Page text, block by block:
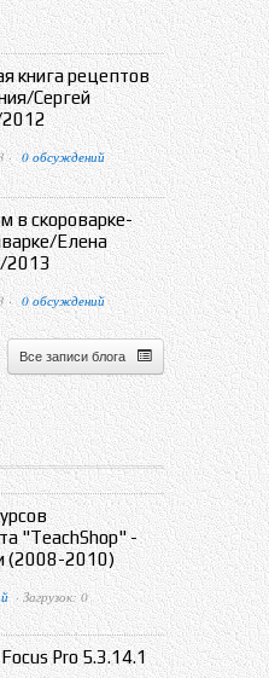
книга рецептов
Сергей
· 0 обсуждений
в скороварке-
Елена
2013
· 0 обсуждений
Все записи блога
"TeachShop" -
(2008-2010)
· Загрузок: 0
Pro 5.3.14.1